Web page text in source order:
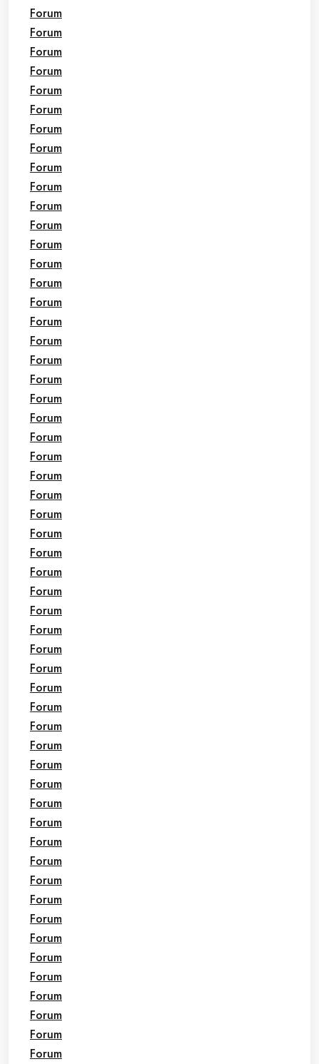
Forum
Forum
Forum
Forum
Forum
Forum
Forum
Forum
Forum
Forum
Forum
Forum
Forum
Forum
Forum
Forum
Forum
Forum
Forum
Forum
Forum
Forum
Forum
Forum
Forum
Forum
Forum
Forum
Forum
Forum
Forum
Forum
Forum
Forum
Forum
Forum
Forum
Forum
Forum
Forum
Forum
Forum
Forum
Forum
Forum
Forum
Forum
Forum
Forum
Forum
Forum
Forum
Forum
Forum
Forum